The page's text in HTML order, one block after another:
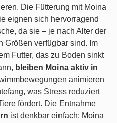
Die Fütterung mit Moina
eignen sich hervorragend
da sie – je nach Alter der
Größen verfügbar sind. Im
Futter, das zu Boden sinkt
bleiben Moina aktiv in
animieren
was Stress reduziert
fördert. Die Entnahme
ist denkbar einfach: Moina